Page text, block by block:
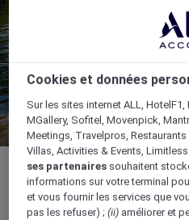
À propos de
Cookies et données
Sur les sites internet ALL,
MGallery, Sofitel, Movenpick,
Meetings, Travelpros,
Villas, Activities & Events,
ses partenaires souhaitent
informations sur votre terminal
et vous fournir les services que
pas les refuser) ;(ii) améliorer et